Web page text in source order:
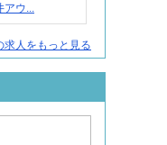
アウ...
人をもっと見る